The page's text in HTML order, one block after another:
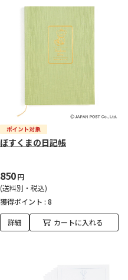
ぽすくまの日記帳
850円
(送料別・税込)
獲得ポイント : 8
詳細 カートに入れる